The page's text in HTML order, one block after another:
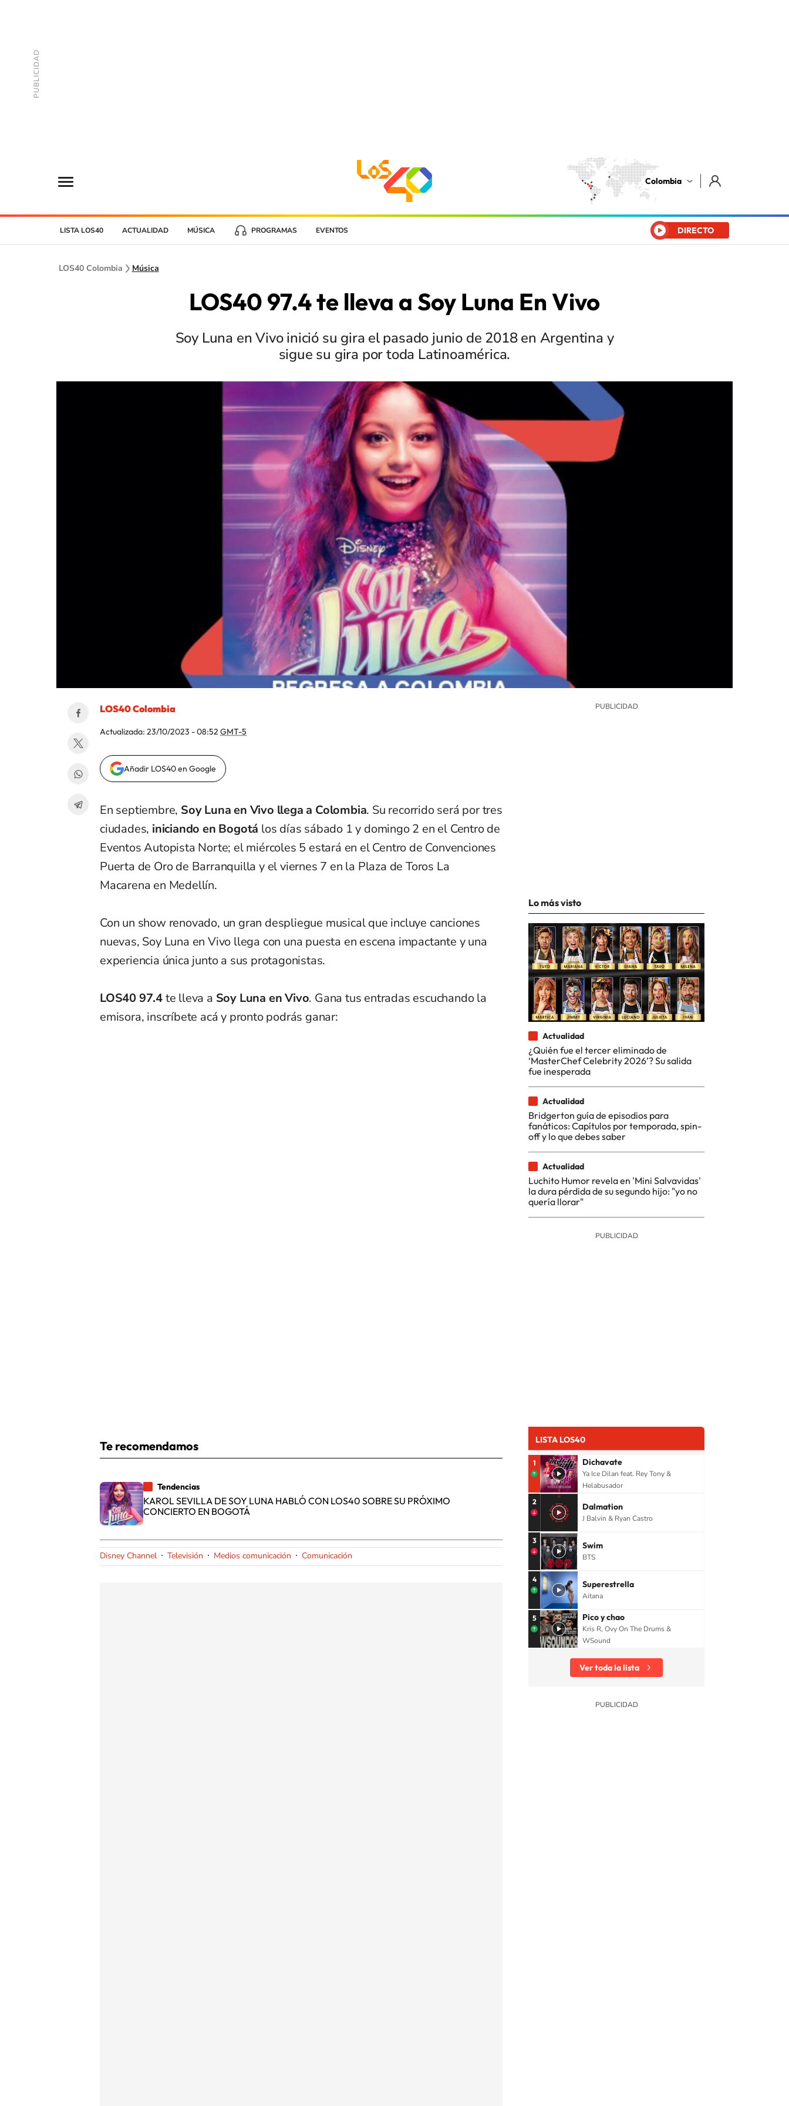
Colombia
LISTA LOS40 ACTUALIDAD MÚSICA PROGRAMAS EVENTOS DIRECTO
LOS40 Colombia Música
LOS40 97.4 te lleva a Soy Luna En Vivo
Soy Luna en Vivo inició su gira el pasado junio de 2018 en Argentina y
sigue su gira por toda Latinoamérica.
LOS40 Colombia
Actualizada: 23/10/2023 - 08:52 GMT-5
Añadir LOS40 en Google
En septiembre, Soy Luna en Vivo llega a Colombia. Su recorrido será por tres
ciudades, iniciando en Bogotá los días sábado 1 y domingo 2 en el Centro de
Eventos Autopista Norte; el miércoles 5 estará en el Centro de Convenciones
Puerta de Oro de Barranquilla y el viernes 7 en la Plaza de Toros La
Macarena en Medellín.
Con un show renovado, un gran despliegue musical que incluye canciones
nuevas, Soy Luna en Vivo llega con una puesta en escena impactante y una
experiencia única junto a sus protagonistas.
LOS40 97.4te lleva a Soy Luna en Vivo. Gana tus entradas escuchando la
emisora, inscríbete acá y pronto podrás ganar:
Te recomendamos
Tendencias
KAROL SEVILLA DE SOY LUNA HABLÓ CON LOS40 SOBRE SU PRÓXIMO
CONCIERTO EN BOGOTÁ
Disney Channel Televisión Medios comunicación Comunicación
Lo más visto
Actualidad
¿Quién fue el tercer eliminado de
‘MasterChef Celebrity 2026’? Su salida
fue inesperada
Actualidad
Bridgerton guía de episodios para
fanáticos: Capítulos por temporada, spin-
off y lo que debes saber
Actualidad
Luchito Humor revela en 'Mini Salvavidas'
la dura pérdida de su segundo hijo: "yo no
quería llorar"
LISTA LOS40
1 Dichavate
Ya Ice Dilan feat. Rey Tony &
Helabusador
2 Dalmation
J Balvin & Ryan Castro
3 Swim
BTS
4 Superestrella
Aitana
5 Pico y chao
Kris R, Ovy On The Drums &
WSound
Ver toda la lista